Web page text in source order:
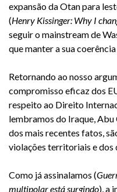
expansão da Otan para
(Henry Kissinger: Why I
seguir o mainstream de
que manter a sua
Retornando ao nosso
compromisso eficaz dos
respeito ao Direito
lembramos do Iraque,
dos mais recentes fatos,
violações territoriais e dos
Como já assinalamos (
multipolar está surgindo), a